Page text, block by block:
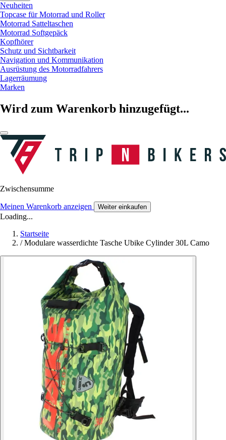
Neuheiten
Topcase für Motorrad und Roller
Motorrad Satteltaschen
Motorrad Softgepäck
Kopfhörer
Schutz und Sichtbarkeit
Navigation und Kommunikation
Ausrüstung des Motorradfahrers
Lagerräumung
Marken
Wird zum Warenkorb hinzugefügt...
Zwischensumme
Meinen Warenkorb anzeigen Weiter einkaufen
Loading...
Startseite
/ Modulare wasserdichte Tasche Ubike Cylinder 30L Camo